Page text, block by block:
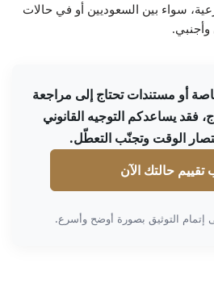
سواء بين السعوديين أو في حالات
وأجنبي.
أو مستندات تحتاج إلى مراجعة
فقد يساعدكم التوجيه القانوني
الوقت وتجنّب التعطّل.
حالتك الآن
التوثيق بصورة أوضح وأسرع.